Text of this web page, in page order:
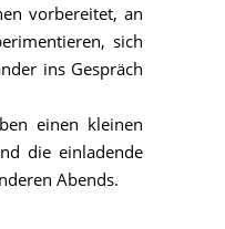
vorbereitet, an
sich
ins Gespräch
einen kleinen
die einladende
Abends.